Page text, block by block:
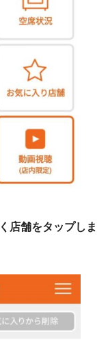
店舗をタップしま